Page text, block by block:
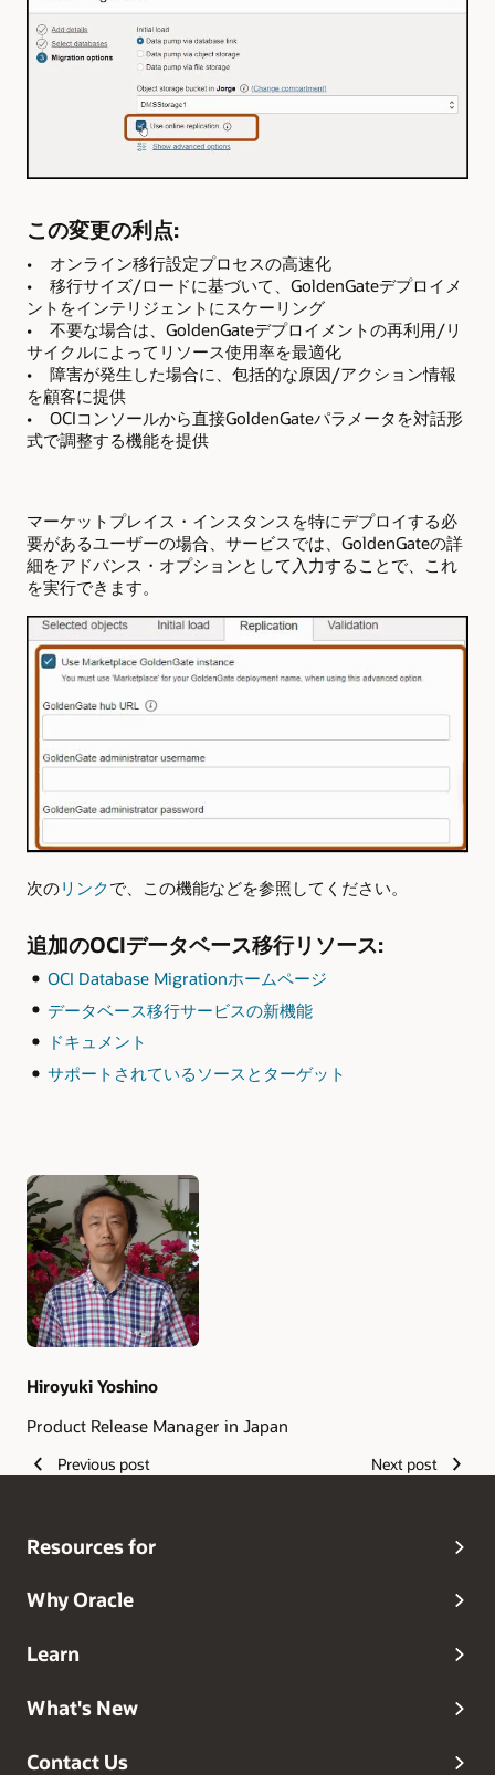
この変更の利点:
• オンライン移行設定プロセスの高速化
• 移行サイズ/ロードに基づいて、GoldenGateデプロイメ
ントをインテリジェントにスケーリング
• 不要な場合は、GoldenGateデプロイメントの再利用/リ
サイクルによってリソース使用率を最適化
• 障害が発生した場合に、包括的な原因/アクション情報
を顧客に提供
• OCIコンソールから直接GoldenGateパラメータを対話形
式で調整する機能を提供
マーケットプレイス・インスタンスを特にデプロイする必
要があるユーザーの場合、サービスでは、GoldenGateの詳
細をアドバンス・オプションとして入力することで、これ
を実行できます。
次のリンクで、この機能などを参照してください。
追加のOCIデータベース移行リソース:
OCI Database Migrationホームページ
データベース移行サービスの新機能
ドキュメント
サポートされているソースとターゲット
Authors
Hiroyuki Yoshino
Product Release Manager in Japan
Previous post Next post
Resources for
Why Oracle
Learn
What's New
Contact Us